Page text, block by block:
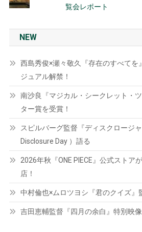
覧会レポート
NEW
西島秀俊×瀬々敬久『存在のすべてを
ジュアル解禁！
南沙良『マジカル・シークレット・
ター賞を受賞！
スピルバーグ監督『ディスクロージ
Disclosure Day ）語る
2026年秋『ONE PIECE』公式ストア
店！
中村倫也×ムロツヨシ『君のクイズ』
吉田恵輔監督『四月の余白』特別映像